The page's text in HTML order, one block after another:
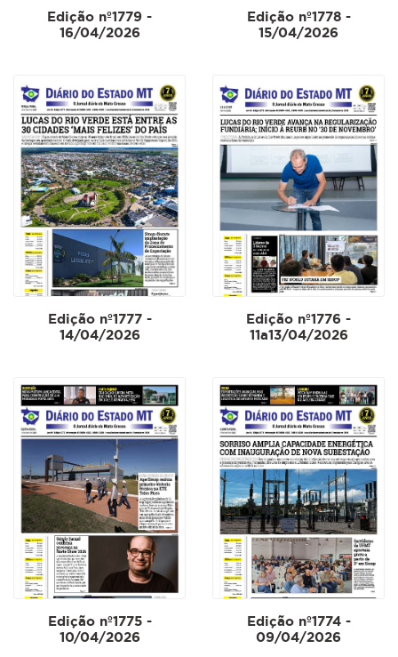
Edição nº1779 -
16/04/2026
Edição nº1778 -
15/04/2026
Edição nº1777 -
14/04/2026
Edição nº1776 -
11a13/04/2026
Edição nº1775 -
10/04/2026
Edição nº1774 -
09/04/2026